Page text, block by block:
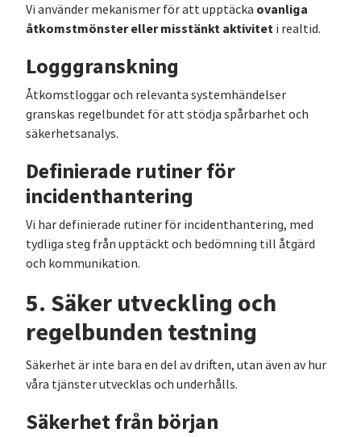
Vi använder mekanismer för att upptäcka ovanliga
åtkomstmönster eller misstänkt aktivitet i realtid.
Logggranskning
Åtkomstloggar och relevanta systemhändelser
granskas regelbundet för att stödja spårbarhet och
säkerhetsanalys.
Definierade rutiner för
incidenthantering
Vi har definierade rutiner för incidenthantering, med
tydliga steg från upptäckt och bedömning till åtgärd
och kommunikation.
5. Säker utveckling och
regelbunden testning
Säkerhet är inte bara en del av driften, utan även av hur
våra tjänster utvecklas och underhålls.
Säkerhet från början